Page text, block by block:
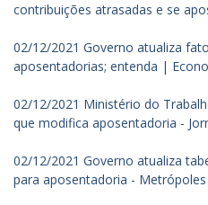
contribuições atrasadas e se
02/12/2021 Governo atualiza
aposentadorias; entenda |
02/12/2021 Ministério do
que modifica aposentadoria -
02/12/2021 Governo atualiza
para aposentadoria - Metrópoles